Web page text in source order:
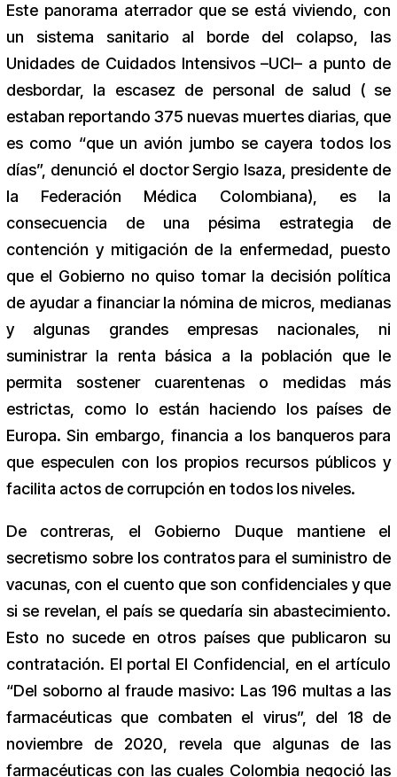
Este panorama aterrador que se está viviendo, con
un sistema sanitario al borde del colapso, las
Unidades de Cuidados Intensivos –UCI– a punto de
desbordar, la escasez de personal de salud ( se
estaban reportando 375 nuevas muertes diarias, que
es como “que un avión jumbo se cayera todos los
días”, denunció el doctor Sergio Isaza, presidente de
la Federación Médica Colombiana), es la
consecuencia de una pésima estrategia de
contención y mitigación de la enfermedad, puesto
que el Gobierno no quiso tomar la decisión política
de ayudar a financiar la nómina de micros, medianas
y algunas grandes empresas nacionales, ni
suministrar la renta básica a la población que le
permita sostener cuarentenas o medidas más
estrictas, como lo están haciendo los países de
Europa. Sin embargo, financia a los banqueros para
que especulen con los propios recursos públicos y
facilita actos de corrupción en todos los niveles.
De contreras, el Gobierno Duque mantiene el
secretismo sobre los contratos para el suministro de
vacunas, con el cuento que son confidenciales y que
si se revelan, el país se quedaría sin abastecimiento.
Esto no sucede en otros países que publicaron su
contratación. El portal El Confidencial, en el artículo
“Del soborno al fraude masivo: Las 196 multas a las
farmacéuticas que combaten el virus”, del 18 de
noviembre de 2020, revela que algunas de las
farmacéuticas con las cuales Colombia negoció las